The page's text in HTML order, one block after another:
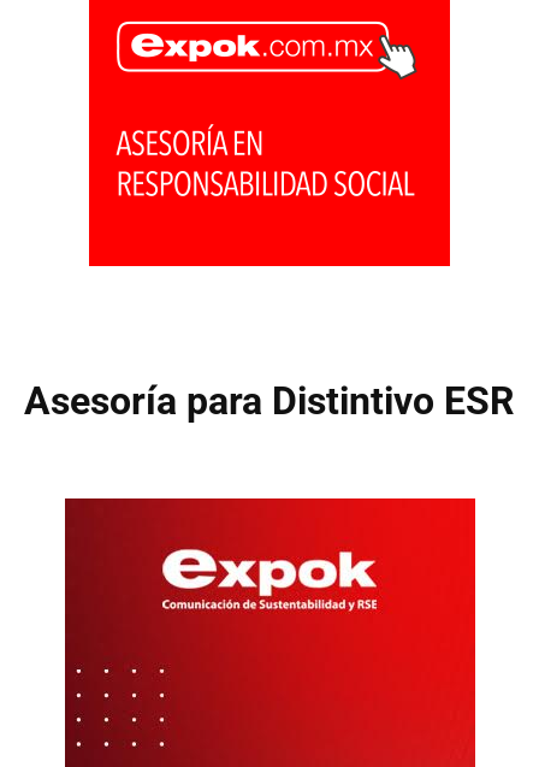
Asesoría para Distintivo ESR